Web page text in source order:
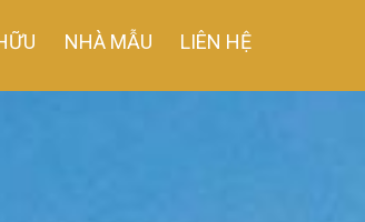
NHÀ MẪU LIÊN HỆ